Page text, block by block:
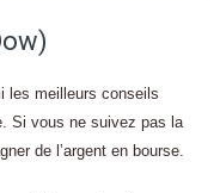
les meilleurs conseils
Si vous ne suivez pas la
de l’argent en bourse.